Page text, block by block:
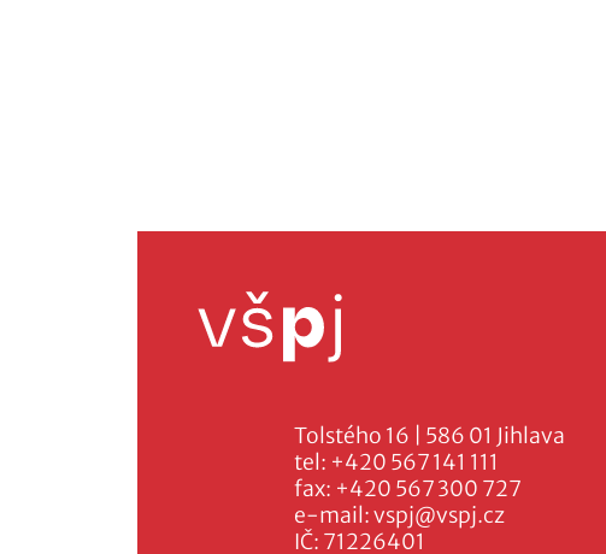
Tolstého 16 | 586 01 Jihlava
tel: +420 567 141 111
fax: +420 567 300 727
e-mail:vspj@vspj.cz
IČ: 71226401